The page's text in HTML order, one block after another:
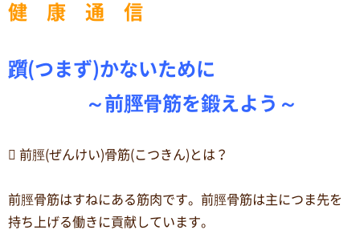
健 康 通 信
躓(つまず)かないために
～前脛骨筋を鍛えよう～
 前脛(ぜんけい)骨筋(こつきん)とは？
前脛骨筋はすねにある筋肉です。前脛骨筋は主につま先を
持ち上げる働きに貢献しています。